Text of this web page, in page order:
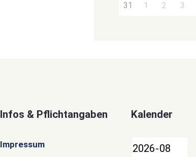
31
1 2 3
Infos & Pflichtangaben
Impressum
Kalender